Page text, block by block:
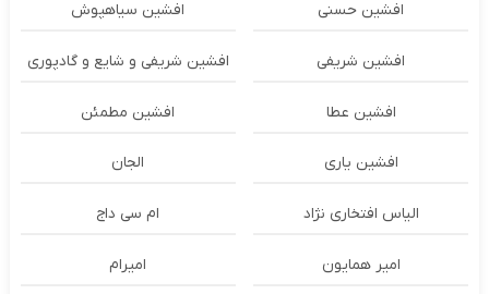
افشین حسنی افشین سیاهپوش
افشین شریفی افشین شریفی و شایع و گادپوری
افشین عطا افشین مطمئن
افشین یاری الجان
الیاس افتخاری نژاد ام سی داج
امير همايون اميرام